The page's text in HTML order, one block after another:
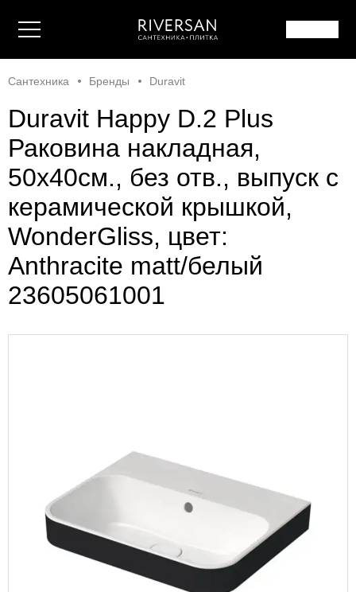
Сантехника Бренды Duravit
Duravit Happy D.2 Plus
Раковина накладная,
50х40см., без отв., выпуск с
керамической крышкой,
WonderGliss, цвет:
Anthracite matt/белый
23605061001